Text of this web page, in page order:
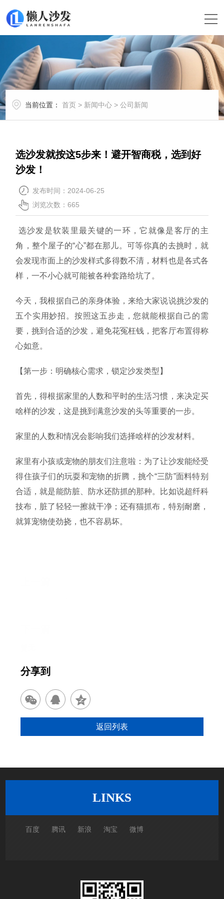
当前位置： 首页 > 新闻中心 >公司新闻
选沙发就按这5步来！避开智商税，选到好
沙发！
发布时间：2024-06-25
浏览次数：665
选沙发是软装里最关键的一环，它就像是客厅的主
角，整个屋子的“心”都在那儿。可等你真的去挑时，就
会发现市面上的沙发样式多得数不清，材料也是各式各
样，一不小心就可能被各种套路给坑了。
今天，我根据自己的亲身体验，来给大家说说挑沙发的
五个实用妙招。按照这五步走，您就能根据自己的需
要，挑到合适的沙发，避免花冤枉钱，把客厅布置得称
心如意。
【第一步：明确核心需求，锁定沙发类型】
首先，得根据家里的人数和平时的生活习惯，来决定买
啥样的沙发，这是挑到满意沙发的头等重要的一步。
家里的人数和情况会影响我们选择啥样的沙发材料。
家里有小孩或宠物的朋友们注意啦：为了让沙发能经受
得住孩子们的玩耍和宠物的折腾，挑个“三防”面料特别
合适，就是能防脏、防水还防抓的那种。比如说超纤科
技布，脏了轻轻一擦就干净；还有猫抓布，特别耐磨，
就算宠物使劲挠，也不容易坏。
分享到
返回列表
LINKS
百度 腾讯 新浪 淘宝 微博